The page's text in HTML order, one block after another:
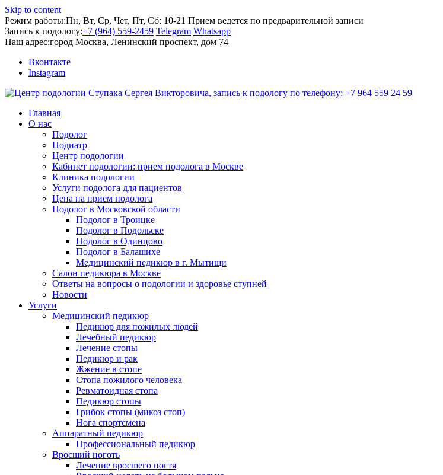
Skip to content
Режим работы:Пн, Вт, Ср, Чет, Пт, Сб: 10-21 Прием ведется по предварительной записи
Запись к подологу:+7 (964) 559-2459 Telegram Whatsapp
Наш адрес:город Москва, Ленинский проспект, дом 74
Вконтакте
Instagram
Главная
О нас
Подолог
Подиатр
Центр подологии
Кабинет подологии: прием подолога в Москве
Клиника подологии
Услуги подолога для пациентов
Цена на прием подолога
Подолог в Московской области
Подолог в Троицке
Подолог в Подольске
Подолог в Одинцово
Подолог в Балашихе
Медицинский педикюр в г. Мытищи
Салон педикюра в Москве
Ответы на вопросы о подологии и здоровье ступней
Новости
Услуги
Медицинский педикюр
Педикюр для пожилых людей
Лечебный педикюр
Лечение стопы
Педикюр и рак
Жжение в стопе
Стопа пожилого человека
Ревматоидная стопа
Педикюр стопы
Грибок стопы (микоз стоп)
Нога спортсмена
Аппаратный педикюр
Профессиональный педикюр
Вросший ноготь
Лечение вросшего ногтя